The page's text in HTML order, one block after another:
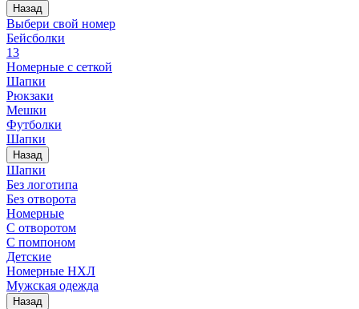
Назад
Выбери свой номер
Бейсболки
13
Номерные с сеткой
Шапки
Рюкзаки
Мешки
Футболки
Шапки
Назад
Шапки
Без логотипа
Без отворота
Номерные
С отворотом
С помпоном
Детские
Номерные НХЛ
Мужская одежда
Назад